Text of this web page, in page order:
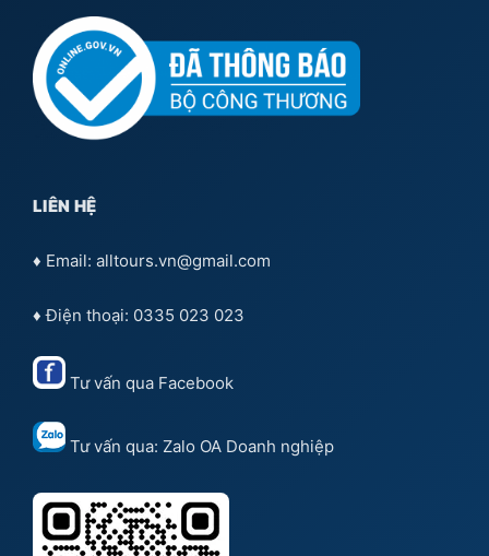
LIÊN HỆ
♦ Email: alltours.vn@gmail.com
♦ Điện thoại: 0335 023 023
Tư vấn qua Facebook
Tư vấn qua: Zalo OA Doanh nghiệp